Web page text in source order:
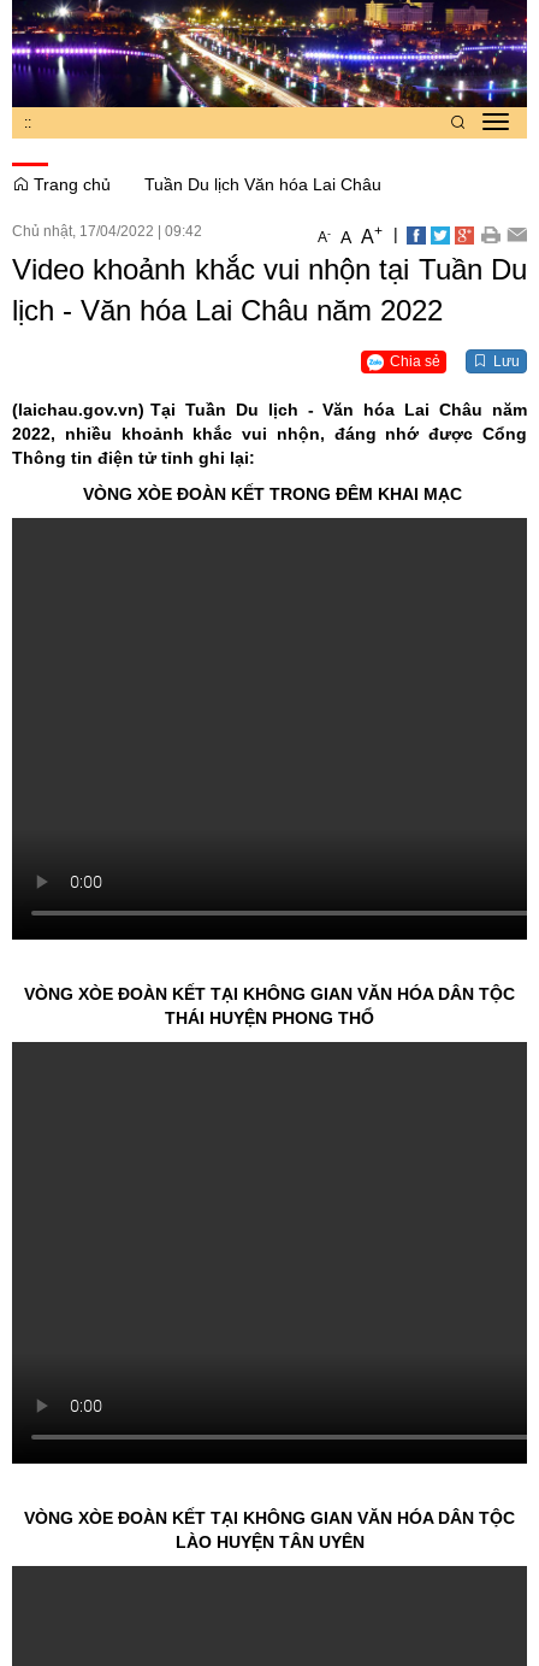
::
Trang chủ
Tuần Du lịch Văn hóa Lai Châu
Chủ nhật, 17/04/2022 09:42 A- A A+ |
Video khoảnh khắc vui nhộn tại Tuần Du
lịch - Văn hóa Lai Châu năm 2022
Chia sẻ Lưu
(laichau.gov.vn) Tại Tuần Du lịch - Văn hóa Lai Châu năm
2022, nhiều khoảnh khắc vui nhộn, đáng nhớ được Cổng
Thông tin điện tử tỉnh ghi lại:
VÒNG XÒE ĐOÀN KẾT TRONG ĐÊM KHAI MẠC
VÒNG XÒE ĐOÀN KẾT TẠI KHÔNG GIAN VĂN HÓA DÂN TỘC
THÁI HUYỆN PHONG THỔ
VÒNG XÒE ĐOÀN KẾT TẠI KHÔNG GIAN VĂN HÓA DÂN TỘC
LÀO HUYỆN TÂN UYÊN